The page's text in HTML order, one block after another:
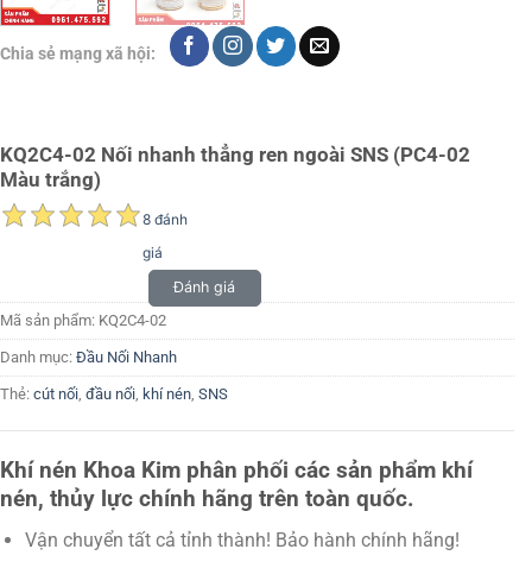
Chia sẻ mạng xã hội:
KQ2C4-02 Nối nhanh thẳng ren ngoài SNS (PC4-02
Màu trắng)
8 đánh
giá
Đánh giá
Mã sản phẩm: KQ2C4-02
Danh mục: Đầu Nối Nhanh
Thẻ: cút nối, đầu nối, khí nén, SNS
Khí nén Khoa Kim phân phối các sản phẩm khí
nén, thủy lực chính hãng trên toàn quốc.
Vận chuyển tất cả tỉnh thành! Bảo hành chính hãng!